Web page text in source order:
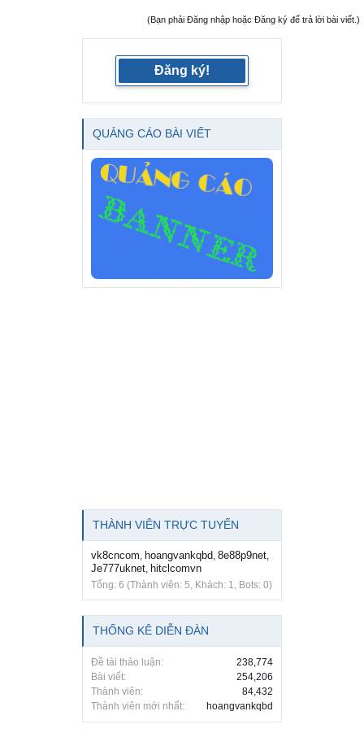
(Bạn phải Đăng nhập hoặc Đăng ký để trả lời bài viết.)
Đăng ký!
QUẢNG CÁO BÀI VIẾT
THÀNH VIÊN TRỰC TUYẾN
vk8cncom, hoangvankqbd, 8e88p9net,
Je777uknet, hitclcomvn
Tổng: 6 (Thành viên: 5, Khách: 1, Bots: 0)
THỐNG KÊ DIỄN ĐÀN
Đề tài thảo luận:
238,774
Bài viết:
254,206
Thành viên:
84,432
Thành viên mới nhất:
hoangvankqbd